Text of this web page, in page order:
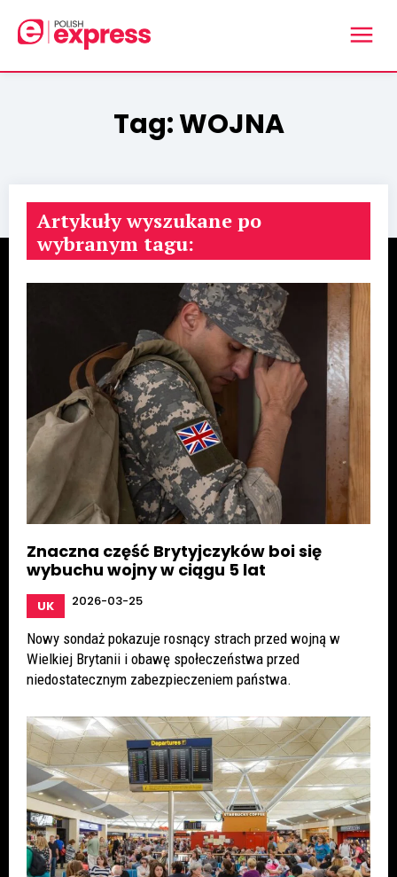
Tag:WOJNA
Artykuły wyszukane po
wybranym tagu:
Znaczna część Brytyjczyków boi się
wybuchu wojny w ciągu 5 lat
UK 2026-03-25
Nowy sondaż pokazuje rosnący strach przed wojną w
Wielkiej Brytanii i obawę społeczeństwa przed
niedostatecznym zabezpieczeniem państwa.